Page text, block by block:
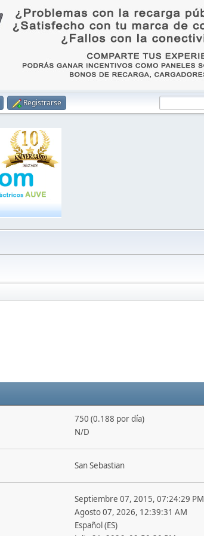
Registrarse
750 (0.188 por día)
N/D
San Sebastian
Septiembre 07, 2015, 07:24:29 PM
Agosto 07, 2026, 12:39:31 AM
Español (ES)